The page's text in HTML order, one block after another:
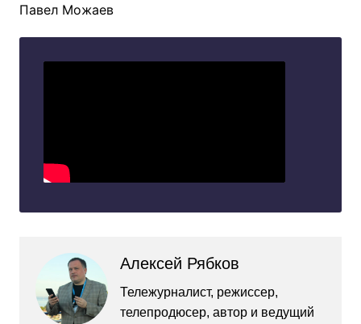
Павел Можаев
Алексей Рябков
Тележурналист, режиссер,
телепродюсер, автор и ведущий